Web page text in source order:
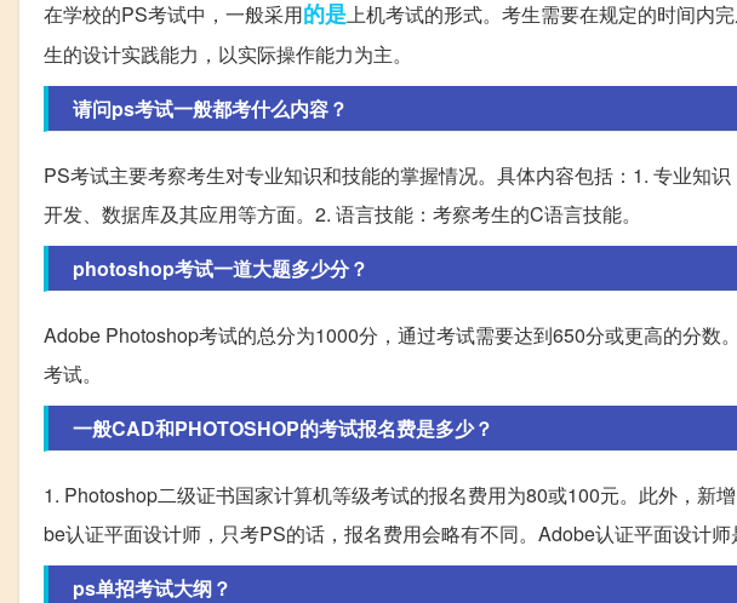
在学校的PS考试中，一般采用的是上机考试的形式。考生需要在规定的时间内
生的设计实践能力，以实际操作能力为主。
请问ps考试一般都考什么内容？
PS考试主要考察考生对专业知识和技能的掌握情况。具体内容包括：1. 专业知
开发、数据库及其应用等方面。2. 语言技能：考察考生的C语言技能。
photoshop考试一道大题多少分？
Adobe Photoshop考试的总分为1000分，通过考试需要达到650分或更高的分数
考试。
一般CAD和PHOTOSHOP的考试报名费是多少？
1. Photoshop二级证书国家计算机等级考试的报名费用为80或100元。此外，新
be认证平面设计师，只考PS的话，报名费用会略有不同。Adobe认证平面设计师
ps单招考试大纲？